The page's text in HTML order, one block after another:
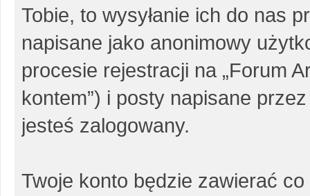
Tobie, to wysyłanie ich do nas
napisane jako anonimowy
procesie rejestracji na „Forum
kontem”) i posty napisane
jesteś zalogowany.
Twoje konto będzie zawierać